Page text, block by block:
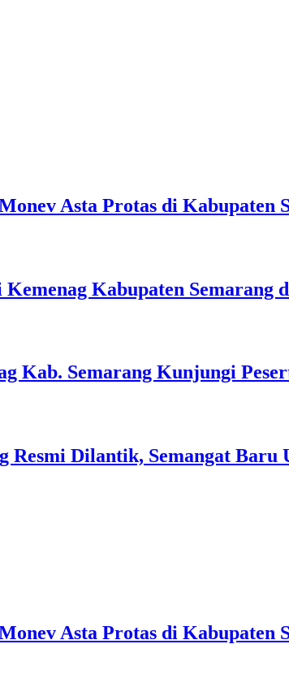
Asta Protas di Kabupaten
Kabupaten Semarang
Kab. Semarang Kunjungi
Resmi Dilantik, Semangat Baru
Asta Protas di Kabupaten